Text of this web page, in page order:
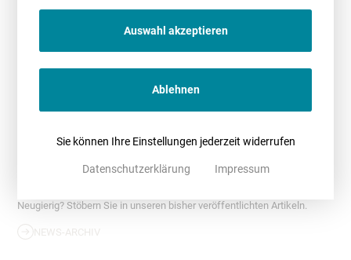
Dr. Peter Sittig-Behm
NEWSLETTER
Neugierig? Stöbern Sie in unseren bisher veröffentlichten Artikeln.
NEWS-ARCHIV
Auswahl akzeptieren
Ablehnen
Sie können Ihre Einstellungen jederzeit widerrufen
Datenschutzerklärung Impressum